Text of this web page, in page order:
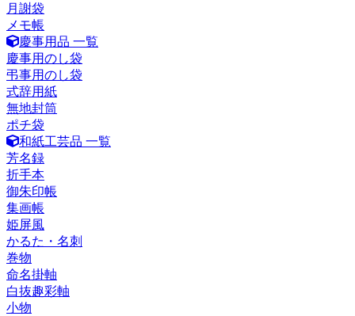
月謝袋
メモ帳
慶事用品 一覧
慶事用のし袋
弔事用のし袋
式辞用紙
無地封筒
ポチ袋
和紙工芸品 一覧
芳名録
折手本
御朱印帳
集画帳
姫屏風
かるた・名刺
巻物
命名掛軸
白抜趣彩軸
小物